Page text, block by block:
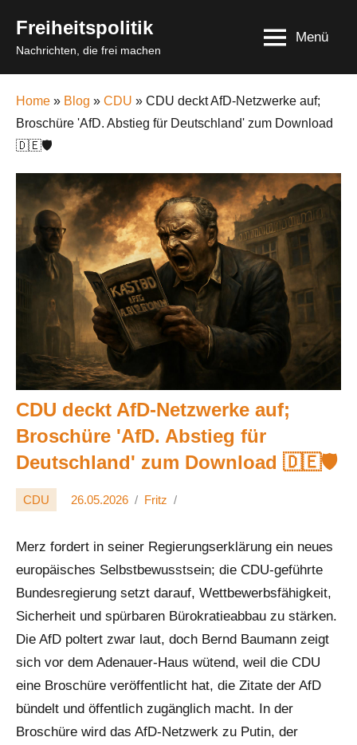
content
Freiheitspolitik
Nachrichten, die frei machen
Menü
Home » Blog » CDU » CDU deckt AfD‑Netzwerke auf;
Broschüre 'AfD. Abstieg für Deutschland' zum Download
🇩🇪🛡️
CDU deckt AfD‑Netzwerke auf;
Broschüre 'AfD. Abstieg für
Deutschland' zum Download 🇩🇪🛡️
CDU 26.05.2026 Fritz
Merz fordert in seiner Regierungserklärung ein neues
europäisches Selbstbewusstsein; die CDU-geführte
Bundesregierung setzt darauf, Wettbewerbsfähigkeit,
Sicherheit und spürbaren Bürokratieabbau zu stärken.
Die AfD poltert zwar laut, doch Bernd Baumann zeigt
sich vor dem Adenauer-Haus wütend, weil die CDU
eine Broschüre veröffentlicht hat, die Zitate der AfD
bündelt und öffentlich zugänglich macht. In der
Broschüre wird das AfD-Netzwerk zu Putin, der